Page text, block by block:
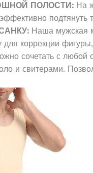
ПОЛОСТИ: На
подтянуть
Наша мужская
для коррекции
сочетать с любой
и свитерами.